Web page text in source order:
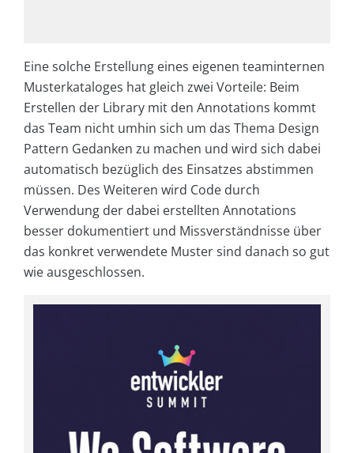
Eine solche Erstellung eines eigenen teaminternen
Musterkataloges hat gleich zwei Vorteile: Beim
Erstellen der Library mit den Annotations kommt
das Team nicht umhin sich um das Thema Design
Pattern Gedanken zu machen und wird sich dabei
automatisch bezüglich des Einsatzes abstimmen
müssen. Des Weiteren wird Code durch
Verwendung der dabei erstellten Annotations
besser dokumentiert und Missverständnisse über
das konkret verwendete Muster sind danach so gut
wie ausgeschlossen.